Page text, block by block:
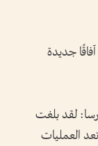
جديدة
لقد بلغت
العمليات